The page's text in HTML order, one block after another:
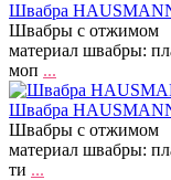
Швабра
Швабры с отжимом
материал швабры:
моп ...
Швабра
Швабры с отжимом
материал швабры:
ти ...